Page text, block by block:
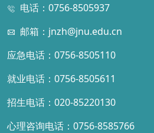
电话：0756-8505937
邮箱：jnzh@jnu.edu.cn
应急电话：0756-8505110
就业电话：0756-8505611
招生电话：020-85220130
心理咨询电话：0756-8585766